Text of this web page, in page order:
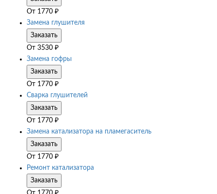
От 1770 ₽
Замена глушителя
Заказать
От 3530 ₽
Замена гофры
Заказать
От 1770 ₽
Сварка глушителей
Заказать
От 1770 ₽
Замена катализатора на пламегаситель
Заказать
От 1770 ₽
Ремонт катализатора
Заказать